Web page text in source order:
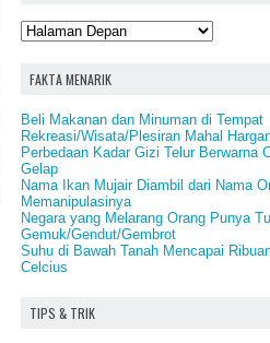
FAKTA MENARIK
Beli Makanan dan Minuman di Tempat
Rekreasi/Wisata/Plesiran Mahal
Perbedaan Kadar Gizi Telur Berwarna
Gelap
Nama Ikan Mujair Diambil dari Nama
Memanipulasinya
Negara yang Melarang Orang Punya
Gemuk/Gendut/Gembrot
Suhu di Bawah Tanah Mencapai
Celcius
TIPS & TRIK